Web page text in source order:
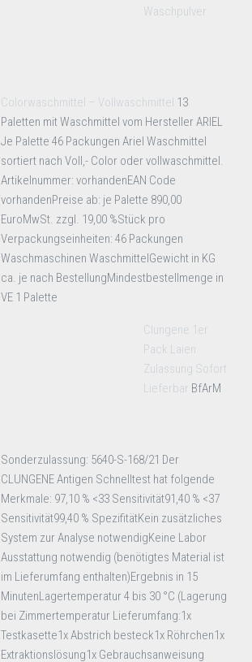
Waschpulver
Colorwaschmittel – Vollwaschmittel 13
Paletten mit Waschmittel vom Hersteller ARIEL
Je Palette 46 Packungen Ariel Waschmittel
sortiert nach Voll,- Color oder vollwaschmittel.
Artikelnummer: vorhandenEAN Code
vorhandenPreise ab: je Palette 890,00
EuroMwSt. zzgl. 19,00 %Stück pro
Verpackungseinheiten: 46 Packungen
Waschmaschinen WaschmittelGewicht in KG
ca. je nach BestellungMindestbestellmenge in
VE 1 Palette
Clungene 1er
Pack Laien
Zulassung Sofort
Lieferbar BfArM
Sonderzulassung: 5640-S-168/21 Der
CLUNGENE Antigen Schnelltest hat folgende
Merkmale: 97,10 % <33 Sensitivität91,40 % <37
Sensitivität99,40 % SpezifitätKein zusätzliches
System zur Analyse notwendigKeine Labor
Ausstattung notwendig (benötigtes Material ist
im Lieferumfang enthalten)Ergebnis in 15
MinutenLagertemperatur 4 bis 30 °C (Lagerung
bei Zimmertemperatur Lieferumfang:1x
Testkasette1x Abstrich besteck1x Röhrchen1x
Extraktionslösung1x Gebrauchsanweisung